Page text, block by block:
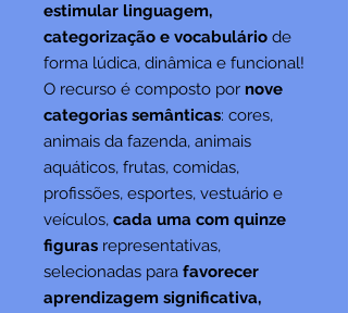
estimular linguagem,
categorização e vocabulário de
forma lúdica, dinâmica e funcional!
O recurso é composto por nove
categorias semânticas: cores,
animais da fazenda, animais
aquáticos, frutas, comidas,
profissões, esportes, vestuário e
veículos, cada uma com quinze
figuras representativas,
selecionadas para favorecer
aprendizagem significativa,